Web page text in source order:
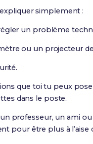
simplement :
un problème
ou un projecteur
que toi tu peux
dans le poste.
professeur, un ami ou
pour être plus à l’aise